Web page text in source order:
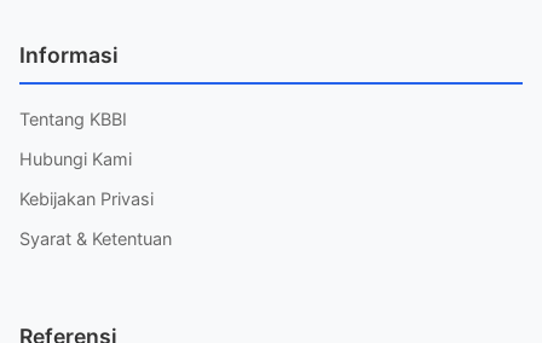
Informasi
Tentang KBBI
Hubungi Kami
Kebijakan Privasi
Syarat & Ketentuan
Referensi